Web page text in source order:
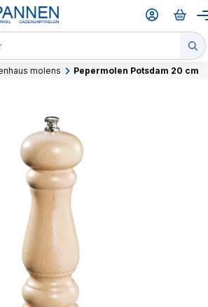
molens Pepermolen Potsdam 20 cm